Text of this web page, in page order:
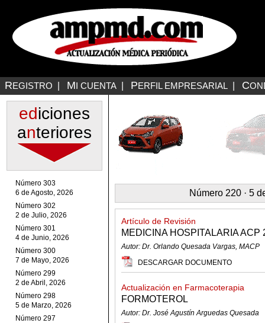
REGISTRO MI CUENTA PERFIL EMPRESARIAL C
ediciones
anteriores
Número 303
6 de Agosto, 2026
Número 302
2 de Julio, 2026
Número 301
4 de Junio, 2026
Número 300
7 de Mayo, 2026
Número 299
2 de Abril, 2026
Número 298
5 de Marzo, 2026
Número 297
Número 220 · 5
Artículo de Revisión
MEDICINA HOSPITALARIA ACP
Autor: Dr. Orlando Quesada Vargas, MACP
DESCARGAR DOCUMENTO
Actualización en Farmacoterapia
FORMOTEROL
Autor: Dr. José Agustín Arguedas Quesada